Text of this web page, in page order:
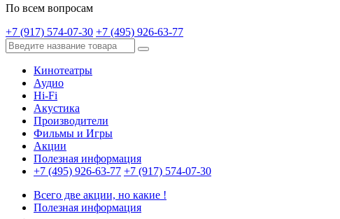
По всем вопросам
+7 (917) 574-07-30 +7 (495) 926-63-77
Кинотеатры
Аудио
Hi-Fi
Акустика
Производители
Фильмы и Игры
Акции
Полезная информация
+7 (495) 926-63-77 +7 (917) 574-07-30
Всего две акции, но какие !
Полезная информация